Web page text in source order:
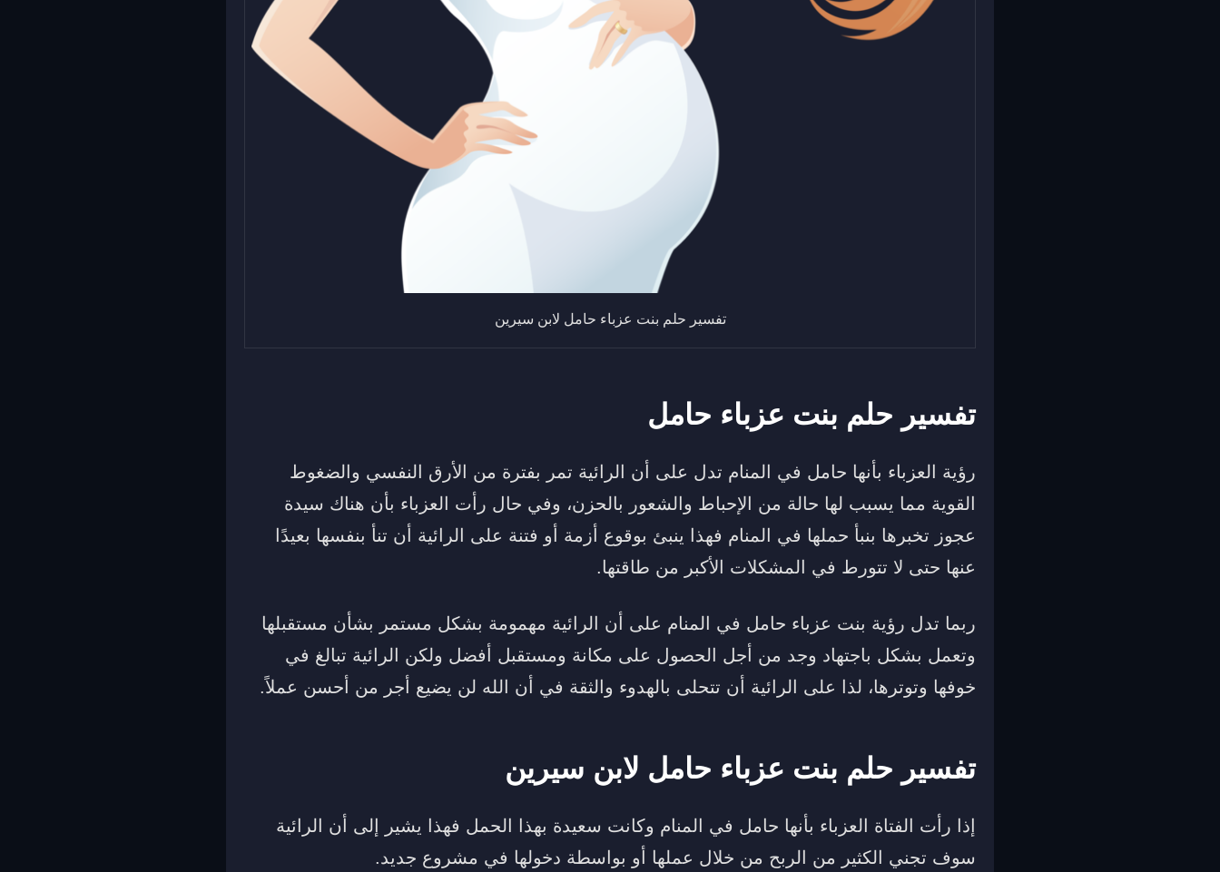
تفسير حلم بنت عزباء حامل لابن سيرين
تفسير حلم بنت عزباء حامل
رؤية العزباء بأنها حامل في المنام تدل على أن الرائية تمر بفترة من الأرق النفسي والضغوط
القوية مما يسبب لها حالة من الإحباط والشعور بالحزن، وفي حال رأت العزباء بأن هناك سيدة
عجوز تخبرها بنبأ حملها في المنام فهذا ينبئ بوقوع أزمة أو فتنة على الرائية أن تنأ بنفسها بعيدًا
عنها حتى لا تتورط في المشكلات الأكبر من طاقتها.
ربما تدل رؤية بنت عزباء حامل في المنام على أن الرائية مهمومة بشكل مستمر بشأن مستقبلها
وتعمل بشكل باجتهاد وجد من أجل الحصول على مكانة ومستقبل أفضل ولكن الرائية تبالغ في
خوفها وتوترها، لذا على الرائية أن تتحلى بالهدوء والثقة في أن الله لن يضيع أجر من أحسن عملاً.
تفسير حلم بنت عزباء حامل لابن سيرين
إذا رأت الفتاة العزباء بأنها حامل في المنام وكانت سعيدة بهذا الحمل فهذا يشير إلى أن الرائية
سوف تجني الكثير من الربح من خلال عملها أو بواسطة دخولها في مشروع جديد.